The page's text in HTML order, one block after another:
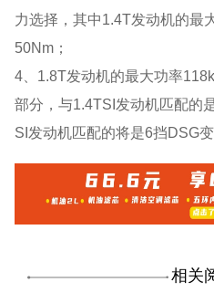
力选择，其中1.4T发动机的最
50Nm；
4、1.8T发动机的最大功率
部分，与1.4TSI发动机匹配的
SI发动机匹配的将是6挡DSG变
相关